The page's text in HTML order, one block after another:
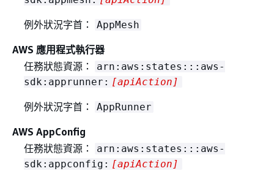
例外狀況字首： AppMesh
AWS 應用程式執行器
任務狀態資源：
arn:aws:states:::aws-
sdk:apprunner: [apiAction]
例外狀況字首： AppRunner
AWS AppConfig
任務狀態資源：
arn:aws:states:::aws-
sdk:appconfig: [apiAction]